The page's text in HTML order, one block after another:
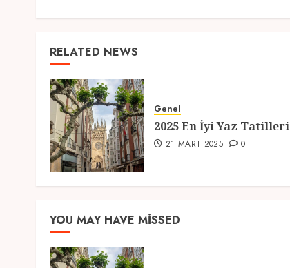
RELATED NEWS
Genel
2025 En İyi Yaz Tatilleri
21 MART 2025 0
YOU MAY HAVE MISSED